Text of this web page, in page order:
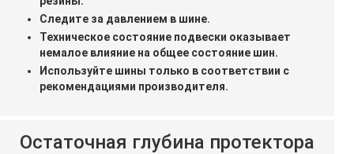
Следите за давлением в шине.
Техническое состояние подвески оказывает
немалое влияние на общее состояние шин.
Используйте шины только в соответствии с
рекомендациями производителя.
Остаточная глубина протектора